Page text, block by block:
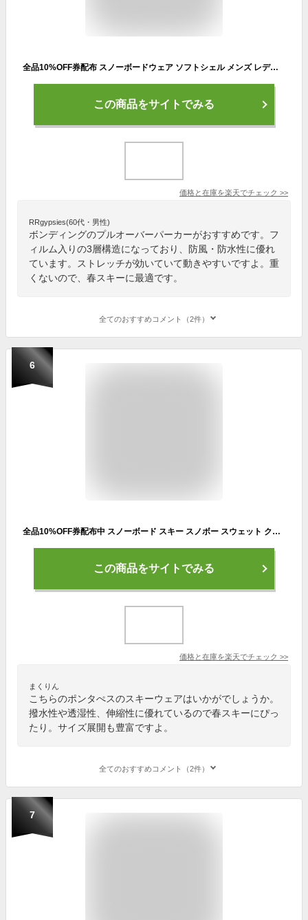
全品10%OFF券配布 スノーボードウェア ソフトシェル メンズ レディース フーディ パーカー スノーインナー プルオーバー スキーウェア スノーウェア 4層 撥水 防風 保温 透湿 namelessage/ネームレスエイジ NALY-1912
この商品をサイトでみる
価格と在庫を楽天でチェック >>
RRgypsies(60代・男性)
ボンディングのプルオーバーパーカーがおすすめです。フ
ィルム入りの3層構造になっており、防風・防水性に優れ
ています。ストレッチが効いていて動きやすいですよ。重
くないので、春スキーに最適です。
全てのおすすめコメント（2件）
6
全品10%OFF券配布中 スノーボード スキー スノボー スウェット クルーネック インナー スノーボードウェア スキーウェア スノボウェア 撥水 撥水スエット 裏起毛 防寒 雪 アウトドア キャンプ 春スキー 春スノボー メンズ レディース PONS-135
この商品をサイトでみる
価格と在庫を楽天でチェック >>
まくりん
こちらのポンタぺスのスキーウェアはいかがでしょうか。
撥水性や透湿性、伸縮性に優れているので春スキーにぴっ
たり。サイズ展開も豊富ですよ。
全てのおすすめコメント（2件）
7